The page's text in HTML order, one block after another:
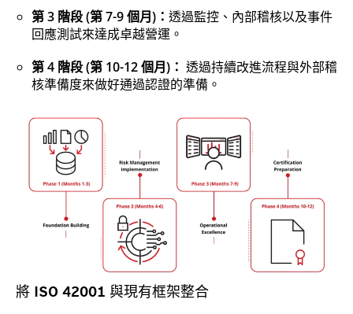
第 3 階段 (第 7-9 個月)： 透過監控、內部稽核以及事件
回應測試來達成卓越營運。
第 4 階段 (第 10-12 個月)： 透過持續改進流程與外部稽
核準備度來做好通過認證的準備。
將 ISO 42001 與現有框架整合